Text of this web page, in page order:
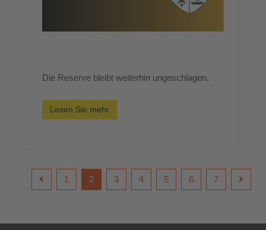
Die Reserve bleibt weiterhin ungeschlagen.
Lesen Sie mehr
1 2 3 4 5 6 7